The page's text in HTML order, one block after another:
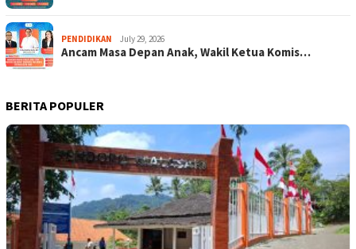
PENDIDIKAN July 29, 2026
Ancam Masa Depan Anak, Wakil Ketua Komis…
BERITA POPULER